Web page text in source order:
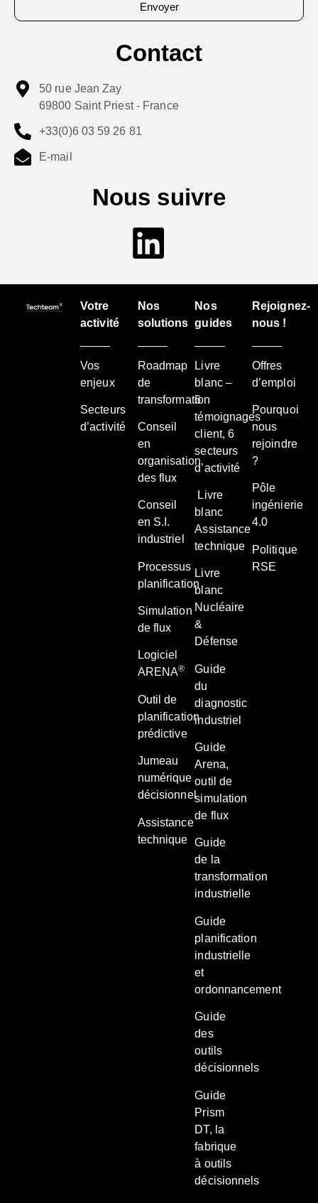
Envoyer
Contact
50 rue Jean Zay
69800 Saint Priest - France
+33(0)6 03 59 26 81
E-mail
Nous suivre
Votre
activité
Vos
enjeux
Secteurs
d’activité
Nos
solutions
Roadmap
de
transformation
Conseil
en
organisation
des flux
Conseil
en S.I.
industriel
Processus
planification
Simulation
de flux
Logiciel
ARENA®
Outil de
planification
prédictive
Jumeau
numérique
décisionnel
Assistance
technique
Nos
guides
Livre
blanc –
6
témoignages
client, 6
secteurs
d’activité
Livre
blanc
Assistance
technique
Livre
blanc
Nucléaire
&
Défense
Guide
du
diagnostic
industriel
Guide
Arena,
outil de
simulation
de flux
Guide
de la
transformation
industrielle
Guide
planification
industrielle
et
ordonnancement
Guide
des
outils
décisionnels
Guide
Prism
DT, la
fabrique
à outils
décisionnels
Rejoignez-
nous !
Offres
d’emploi
Pourquoi
nous
rejoindre
?
Pôle
ingénierie
4.0
Politique
RSE